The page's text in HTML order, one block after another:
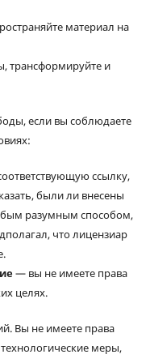
материал на
трансформируйте и
если вы соблюдаете
ссылку,
были ли внесены
разумным способом,
что лицензиар
— вы не имеете права
целях.
Вы не имеете права
меры,